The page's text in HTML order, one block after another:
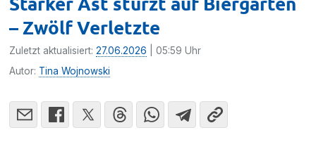
– Zwölf Verletzte
Zuletzt aktualisiert:27.06.2026 | 05:59 Uhr
Autor: Tina Wojnowski